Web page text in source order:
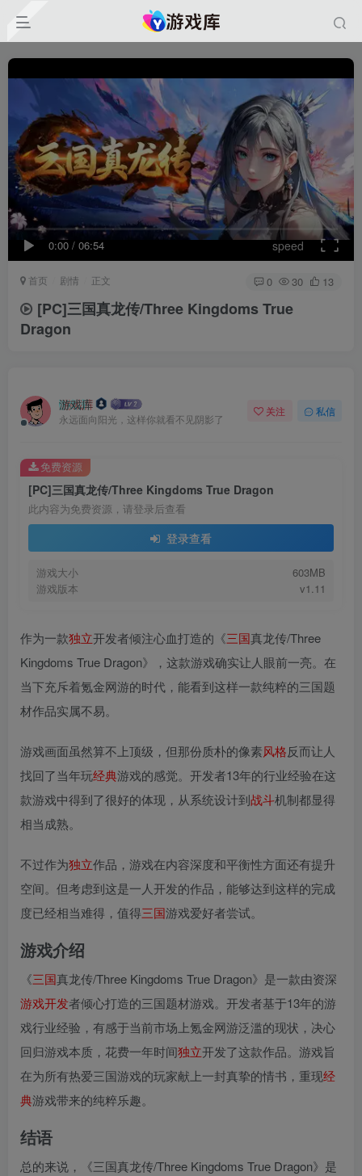
0:00 / 06:54 speed
首页 剧情 正文 0 30 13
[PC]三国真龙传/Three Kingdoms True
Dragon
游戏库
永远面向阳光，这样你就看不见阴影了
关注 私信
[PC]三国真龙传/Three Kingdoms True Dragon
此内容为免费资源，请登录后查看
登录查看
游戏大小
603MB
游戏版本
v1.11
免费资源
作为一款独立开发者倾注心血打造的《三国真龙传/Three
Kingdoms True Dragon》，这款游戏确实让人眼前一亮。在
当下充斥着氪金网游的时代，能看到这样一款纯粹的三国题
材作品实属不易。
游戏画面虽然算不上顶级，但那份质朴的像素风格反而让人
找回了当年玩经典游戏的感觉。开发者13年的行业经验在这
款游戏中得到了很好的体现，从系统设计到战斗机制都显得
相当成熟。
不过作为独立作品，游戏在内容深度和平衡性方面还有提升
空间。但考虑到这是一人开发的作品，能够达到这样的完成
度已经相当难得，值得三国游戏爱好者尝试。
游戏介绍
《三国真龙传/Three Kingdoms True Dragon》是一款由资深
游戏开发者倾心打造的三国题材游戏。开发者基于13年的游
戏行业经验，有感于当前市场上氪金网游泛滥的现状，决心
回归游戏本质，花费一年时间独立开发了这款作品。游戏旨
在为所有热爱三国游戏的玩家献上一封真挚的情书，重现经
典游戏带来的纯粹乐趣。
结语
总的来说，《三国真龙传/Three Kingdoms True Dragon》是